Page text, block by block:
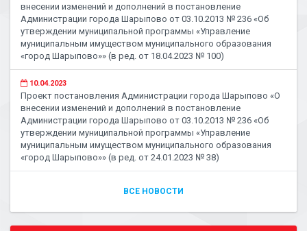
внесении изменений и дополнений в постановление
Администрации города Шарыпово от 03.10.2013 № 236 «Об
утверждении муниципальной программы «Управление
муниципальным имуществом муниципального образования
«город Шарыпово»» (в ред. от 18.04.2023 № 100)
10.04.2023
Проект постановления Администрации города Шарыпово «О
внесении изменений и дополнений в постановление
Администрации города Шарыпово от 03.10.2013 № 236 «Об
утверждении муниципальной программы «Управление
муниципальным имуществом муниципального образования
«город Шарыпово»» (в ред. от 24.01.2023 № 38)
ВСЕ НОВОСТИ